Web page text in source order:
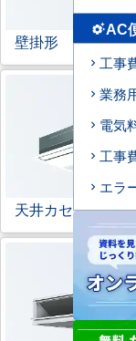
壁掛形
天井カセット形1
settings_suggestAC
工事
業務
電気
工事
エラ